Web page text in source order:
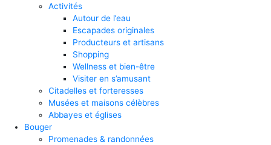
Activités
Autour de l’eau
Escapades originales
Producteurs et artisans
Shopping
Wellness et bien-être
Visiter en s’amusant
Citadelles et forteresses
Musées et maisons célèbres
Abbayes et églises
Bouger
Promenades & randonnées